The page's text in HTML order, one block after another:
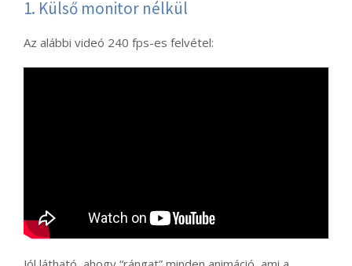
1. Külső monitor nélkül
Az alábbi videó 240 fps-es felvétel: